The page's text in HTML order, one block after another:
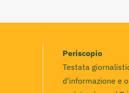
Periscopio
Testata
d'informazione e